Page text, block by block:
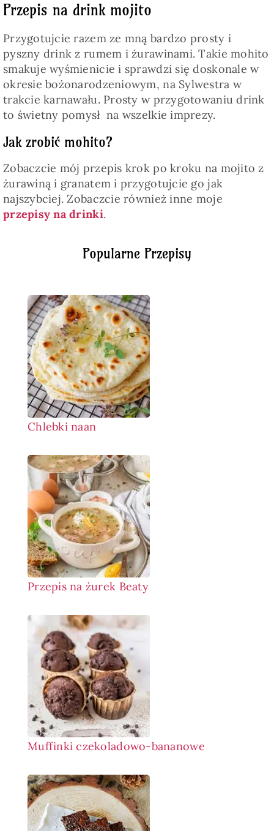
Popularne Przepisy
Chlebki naan
Przepis na żurek Beaty
Muffinki czekoladowo-bananowe
Przepis na drink mojito
Przygotujcie razem ze mną bardzo prosty i
pyszny drink z rumem i żurawinami. Takie mohito
smakuje wyśmienicie i sprawdzi się doskonale w
okresie bożonarodzeniowym, na Sylwestra w
trakcie karnawału. Prosty w przygotowaniu drink
to świetny pomysł na wszelkie imprezy.
Jak zrobić mohito?
Zobaczcie mój przepis krok po kroku na mojito z
żurawiną i granatem i przygotujcie go jak
najszybciej. Zobaczcie również inne moje
przepisy na drinki.